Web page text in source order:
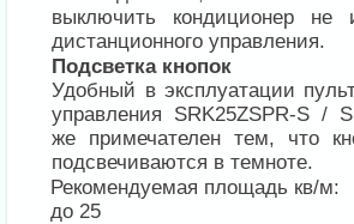
выключить кондиционер не
дистанционного управления.
Подсветка кнопок
Удобный в эксплуатации
управления SRK25ZSPR-S /
же примечателен тем, что
подсвечиваются в темноте.
Рекомендуемая площадь кв/м:
до 25